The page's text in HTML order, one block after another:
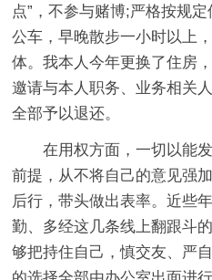
点”，不参与赌博;严格按规
公车，早晚散步一小时以上
体。我本人今年更换了住房
邀请与本人职务、业务相关
全部予以退还。
在用权方面，一切以能
前提，从不将自己的意见强
后行，带头做出表率。近些
勤、多经这几条线上翻跟斗
够把持住自己，慎交友、严